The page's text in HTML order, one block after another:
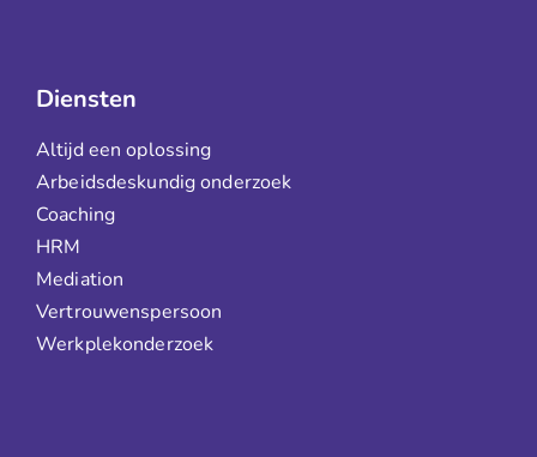
Diensten
Altijd een oplossing
Arbeidsdeskundig onderzoek
Coaching
HRM
Mediation
Vertrouwenspersoon
Werkplekonderzoek